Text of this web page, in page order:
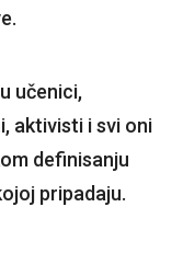
učenici,
aktivisti i svi oni
definisanju
pripadaju.